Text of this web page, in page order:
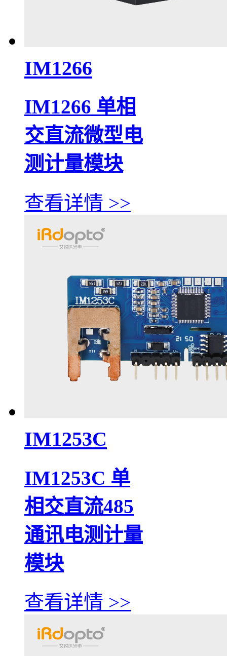
IM1266
IM1266 单相
交直流微型电
测计量模块
查看详情 >>
IM1253C
IM1253C 单
相交直流485
通讯电测计量
模块
查看详情 >>